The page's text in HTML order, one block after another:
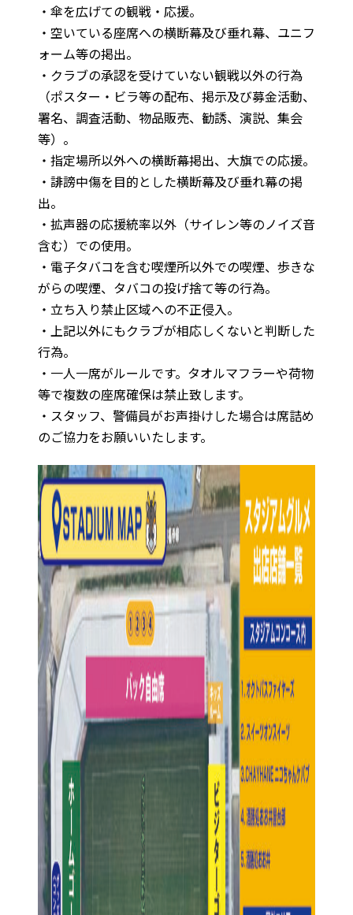
・傘を広げての観戦・応援。
・空いている座席への横断幕及び垂れ幕、ユニフ
ォーム等の掲出。
・クラブの承認を受けていない観戦以外の行為
（ポスター・ビラ等の配布、掲示及び募金活動、
署名、調査活動、物品販売、勧誘、演説、集会
等）。
・指定場所以外への横断幕掲出、大旗での応援。
・誹謗中傷を目的とした横断幕及び垂れ幕の掲
出。
・拡声器の応援統率以外（サイレン等のノイズ音
含む）での使用。
・電子タバコを含む喫煙所以外での喫煙、歩きな
がらの喫煙、タバコの投げ捨て等の行為。
・立ち入り禁止区域への不正侵入。
・上記以外にもクラブが相応しくないと判断した
行為。
・一人一席がルールです。タオルマフラーや荷物
等で複数の座席確保は禁止致します。
・スタッフ、警備員がお声掛けした場合は席詰め
のご協力をお願いいたします。